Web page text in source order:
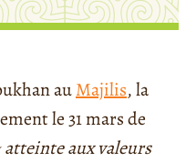
auMajilis, la
le 31 mars de
atteinte aux valeurs